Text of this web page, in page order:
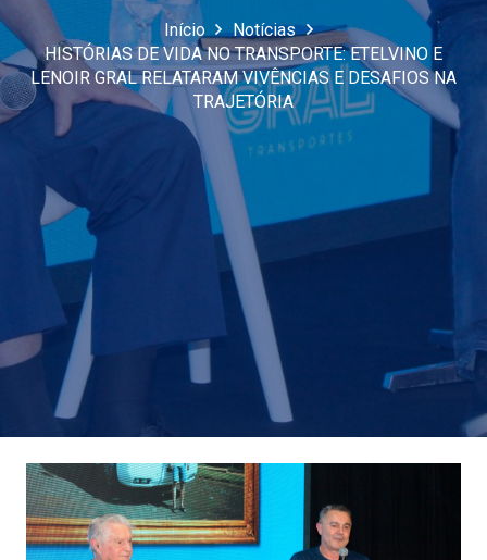
Início
Notícias
HISTÓRIAS DE VIDA NO TRANSPORTE: ETELVINO E
LENOIR GRAL RELATARAM VIVÊNCIAS E DESAFIOS NA
TRAJETÓRIA